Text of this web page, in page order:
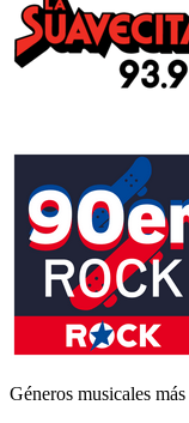
Géneros musicales